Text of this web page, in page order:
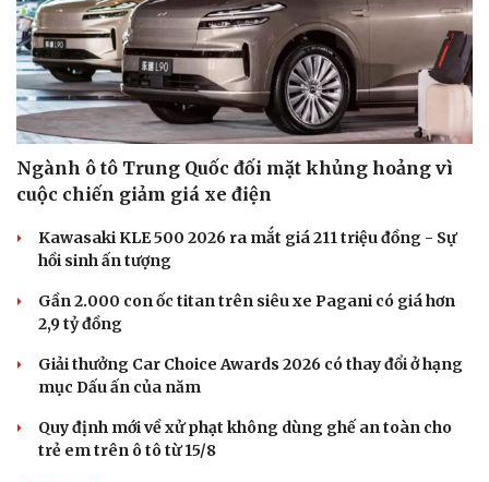
Ngành ô tô Trung Quốc đối mặt khủng hoảng vì
cuộc chiến giảm giá xe điện
Kawasaki KLE 500 2026 ra mắt giá 211 triệu đồng - Sự
hồi sinh ấn tượng
Gần 2.000 con ốc titan trên siêu xe Pagani có giá hơn
2,9 tỷ đồng
Giải thưởng Car Choice Awards 2026 có thay đổi ở hạng
mục Dấu ấn của năm
Quy định mới về xử phạt không dùng ghế an toàn cho
trẻ em trên ô tô từ 15/8